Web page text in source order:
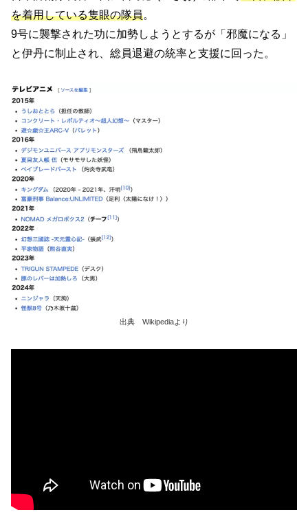
を着用している隻眼の隊員。
9号に襲撃された功に加勢しようとするが「邪魔になる」
と伊丹に制止され、総員退避の統率と支援に回った。
出典 Wikipediaより